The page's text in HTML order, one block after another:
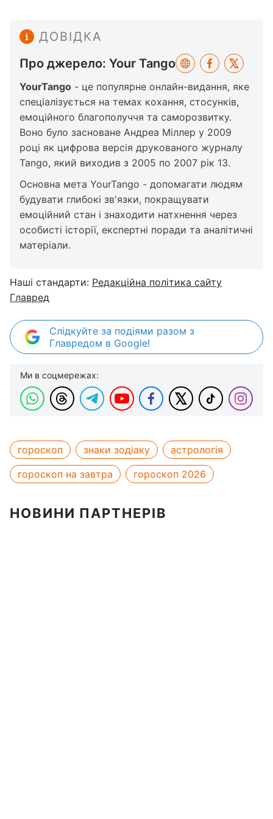
ДОВІДКА
Про джерело: Your Tango
YourTango - це популярне онлайн-видання, яке
спеціалізується на темах кохання, стосунків,
емоційного благополуччя та саморозвитку.
Воно було засноване Андреа Міллер у 2009
році як цифрова версія друкованого журналу
Tango, який виходив з 2005 по 2007 рік 13.
Основна мета YourTango - допомагати людям
будувати глибокі зв'язки, покращувати
емоційний стан і знаходити натхнення через
особисті історії, експертні поради та аналітичні
матеріали.
Наші стандарти: Редакційна політика сайту
Главред
Слідкуйте за подіями разом з
Главредом в Google!
Ми в соцмережах:
гороскоп знаки зодіаку
астрологія
гороскоп на завтра
гороскоп 2026
НОВИНИ ПАРТНЕРІВ